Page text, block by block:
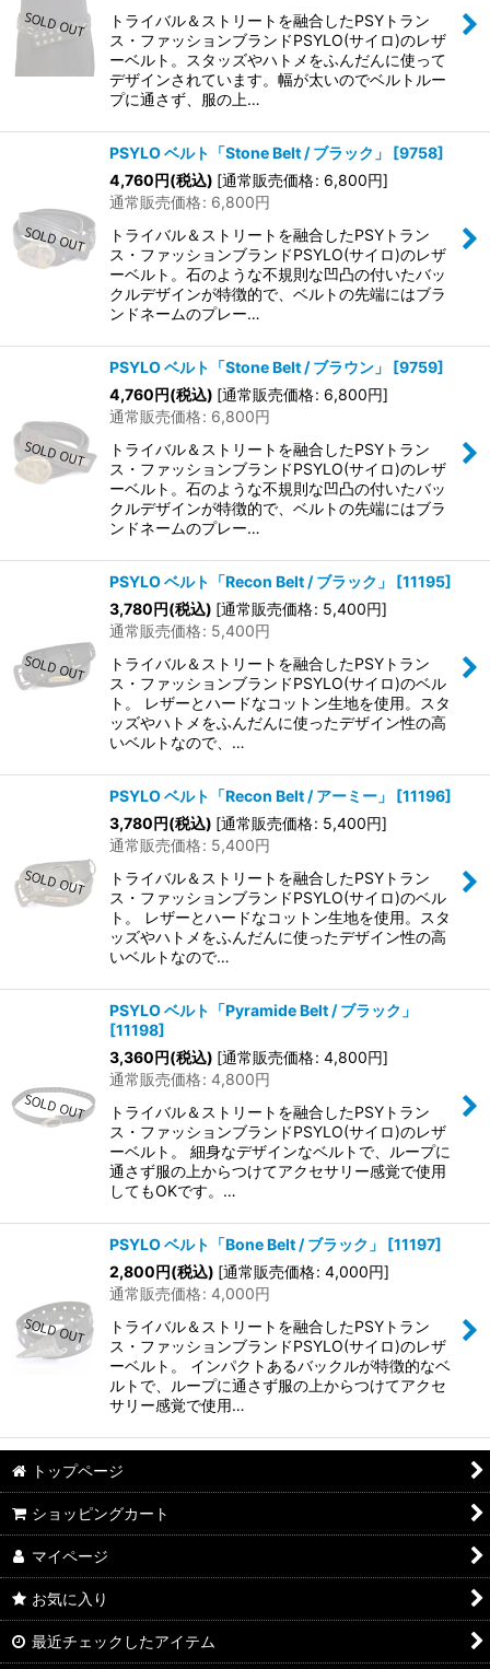
並び順
絞り込む
トライバル＆ストリートを融合したPSYトラン
ス・ファッションブランドPSYLO(サイロ)のレザ
ーベルト。スタッズやハトメをふんだんに使って
デザインされています。幅が太いのでベルトルー
プに通さず、服の上…
PSYLO ベルト「Stone Belt / ブラック」 [9758]
4,760円(税込) [通常販売価格: 6,800円]
通常販売価格: 6,800円
トライバル＆ストリートを融合したPSYトラン
ス・ファッションブランドPSYLO(サイロ)のレザ
ーベルト。石のような不規則な凹凸の付いたバッ
クルデザインが特徴的で、ベルトの先端にはブラ
ンドネームのプレー…
PSYLO ベルト「Stone Belt / ブラウン」 [9759]
4,760円(税込) [通常販売価格: 6,800円]
通常販売価格: 6,800円
トライバル＆ストリートを融合したPSYトラン
ス・ファッションブランドPSYLO(サイロ)のレザ
ーベルト。石のような不規則な凹凸の付いたバッ
クルデザインが特徴的で、ベルトの先端にはブラ
ンドネームのプレー…
PSYLO ベルト「Recon Belt / ブラック」 [11195]
3,780円(税込) [通常販売価格: 5,400円]
通常販売価格: 5,400円
トライバル＆ストリートを融合したPSYトラン
ス・ファッションブランドPSYLO(サイロ)のベル
ト。 レザーとハードなコットン生地を使用。スタ
ッズやハトメをふんだんに使ったデザイン性の高
いベルトなので、…
PSYLO ベルト「Recon Belt / アーミー」 [11196]
3,780円(税込) [通常販売価格: 5,400円]
通常販売価格: 5,400円
トライバル＆ストリートを融合したPSYトラン
ス・ファッションブランドPSYLO(サイロ)のベル
ト。 レザーとハードなコットン生地を使用。スタ
ッズやハトメをふんだんに使ったデザイン性の高
いベルトなので…
PSYLO ベルト「Pyramide Belt / ブラック」
[11198]
3,360円(税込) [通常販売価格: 4,800円]
通常販売価格: 4,800円
トライバル＆ストリートを融合したPSYトラン
ス・ファッションブランドPSYLO(サイロ)のレザ
ーベルト。 細身なデザインなベルトで、ループに
通さず服の上からつけてアクセサリー感覚で使用
してもOKです。…
PSYLO ベルト「Bone Belt / ブラック」 [11197]
2,800円(税込) [通常販売価格: 4,000円]
通常販売価格: 4,000円
トライバル＆ストリートを融合したPSYトラン
ス・ファッションブランドPSYLO(サイロ)のレザ
ーベルト。 インパクトあるバックルが特徴的なベ
ルトで、ループに通さず服の上からつけてアクセ
サリー感覚で使用…
トップページ
ショッピングカート
マイページ
お気に入り
最近チェックしたアイテム